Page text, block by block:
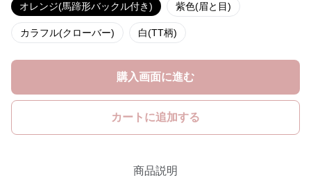
オレンジ(馬蹄形バックル付き) 紫色(眉と目)
カラフル(クローバー) 白(TT柄)
購入画面に進む
カートに追加する
商品説明